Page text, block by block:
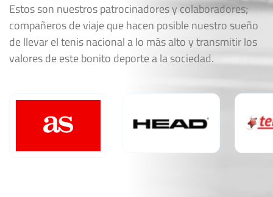
Estos son nuestros patrocinadores y colaboradores;
compañeros de viaje que hacen posible nuestro sueño
de llevar el tenis nacional a lo más alto y transmitir los
valores de este bonito deporte a la sociedad.